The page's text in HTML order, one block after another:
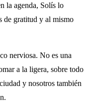
la agenda, Solís lo
de gratitud y al mismo
nerviosa. No es una
a la ligera, sobre todo
y nosotros también